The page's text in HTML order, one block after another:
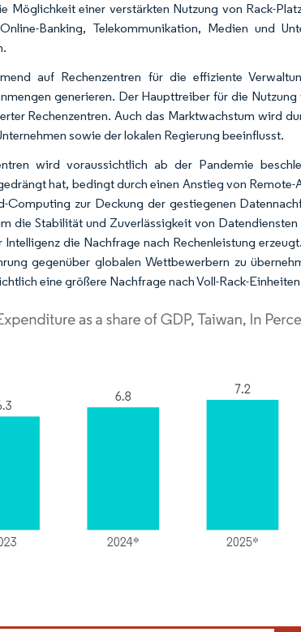
Möglichkeit einer verstärkten Nutzung von Rack-
Banking, Telekommunikation, Medien und
auf Rechenzentren für die effiziente
generieren. Der Haupttreiber für die Nutzung
Rechenzentren. Auch das Marktwachstum wird
sowie der lokalen Regierung beeinflusst.
wird voraussichtlich ab der Pandemie
hat, bedingt durch einen Anstieg von
zur Deckung der gestiegenen
die Stabilität und Zuverlässigkeit von
die Nachfrage nach Rechenleistung
gegenüber globalen Wettbewerbern zu
eine größere Nachfrage nach Voll-Rack-
gemäß CC BY 4.0.